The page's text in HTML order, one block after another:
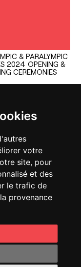
votre
site, pour
et des
le trafic de
provenance
& PARALYMPIC
2024 OPENING &
CEREMONIES
SPRING SUMMER
OMBRE